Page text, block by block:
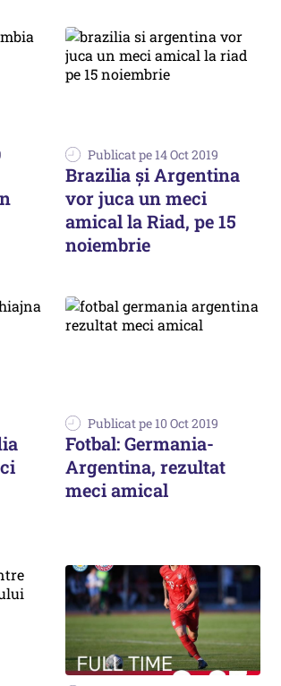
Publicat pe 14 Oct 2019
Brazilia şi Argentina
vor juca un meci
amical la Riad, pe 15
noiembrie
Publicat pe 10 Oct 2019
Fotbal: Germania-
Argentina, rezultat
meci amical